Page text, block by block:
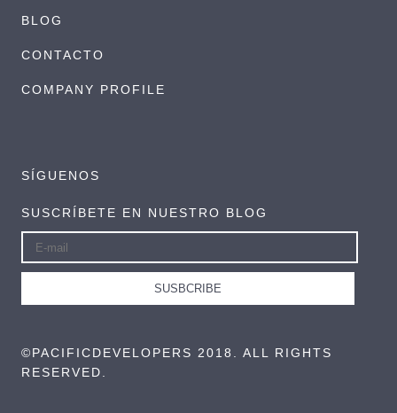
BLOG
CONTACTO
COMPANY PROFILE
SÍGUENOS
SUSCRÍBETE EN NUESTRO BLOG
©PACIFICDEVELOPERS 2018. ALL RIGHTS
RESERVED.